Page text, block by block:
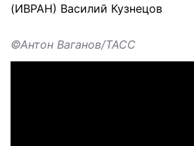
(ИВРАН) Василий Кузнецов
©Антон Ваганов/ТАСС